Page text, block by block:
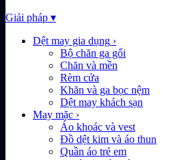
Giải pháp ▾
Dệt may gia dụng ›
Bộ chăn ga gối
Chăn và mền
Rèm cửa
Khăn và ga bọc nệm
Dệt may khách sạn
May mặc ›
Áo khoác và vest
Đồ dệt kim và áo thun
Quần áo trẻ em